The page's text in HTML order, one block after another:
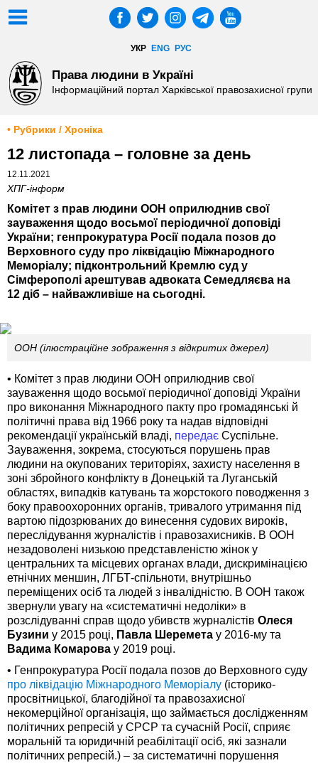
УКР ENG РУС
Права людини в Україні
Інформаційний портал Харківської правозахисної групи
• Рубрики / Хроніка
12 листопада – головне за день
12.11.2021
ХПГ-інформ
Комітет з прав людини ООН оприлюднив свої
зауваження щодо восьмої періодичної доповіді
України; генпрокуратура Росії подала позов до
Верховного суду про ліквідацію Міжнародного
Меморіалу; підконтрольний Кремлю суд у
Сімферополі арештував адвоката Семедляєва на
12 діб – найважливіше на сьогодні.
ООН (ілюстраційне зображення з відкритих джерел)
• Комітет з прав людини ООН оприлюднив свої
зауваження щодо восьмої періодичної доповіді України
про виконання Міжнародного пакту про громадянські й
політичні права від 1966 року та надав відповідні
рекомендації українській владі, передає Суспільне.
Зауваження, зокрема, стосуються порушень прав
людини на окупованих територіях, захисту населення в
зоні збройного конфлікту в Донецькій та Луганській
областях, випадків катувань та жорстокого поводження з
боку правоохоронних органів, тривалого утримання під
вартою підозрюваних до винесення судових вироків,
переслідування журналістів і правозахисників. В ООН
незадоволені низькою представленістю жінок у
центральних та місцевих органах влади, дискримінацією
етнічних меншин, ЛГБТ-спільноти, внутрішньо
переміщених осіб та людей з інвалідністю. В ООН також
звернули увагу на «систематичні недоліки» в
розслідуванні справ щодо убивств журналістів Олеся
Бузини у 2015 році, Павла Шеремета у 2016-му та
Вадима Комарова у 2019 році.
• Генпрокуратура Росії подала позов до Верховного суду
про ліквідацію Міжнародного Меморіалу (історико-
просвітницької, благодійної та правозахисної
некомерційної організація, що займається дослідженням
політичних репресій у СРСР та сучасній Росії, сприяє
моральній та юридичній реабілітації осіб, які зазнали
політичних репресій.) – за систематичні порушення